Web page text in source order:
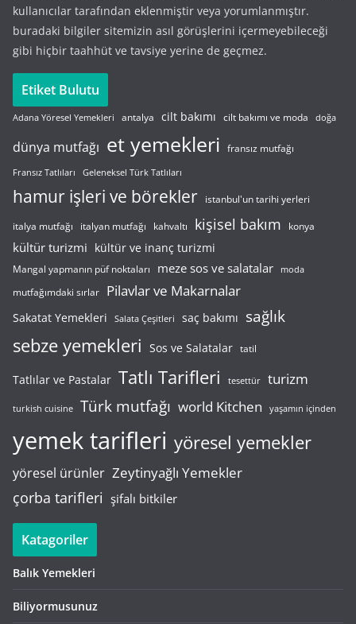
kullanıcılar tarafından eklenmiştir veya yorumlanmıştır.
buradaki bilgiler sitemizin asıl görüşlerini içermeyebileceği
gibi hiçbir taahhüt ve tavsiye yerine de geçmez.
Etiket Bulutu
Adana Yöresel Yemekleri antalya cilt bakımı cilt bakımı ve moda doğa
dünya mutfağı et yemekleri fransız mutfağı
Fransız Tatlıları Geleneksel Türk Tatlıları
hamur işleri ve börekler istanbul'un tarihi yerleri
italya mutfağı italyan mutfağı kahvaltı kişisel bakım konya
kültür turizmi kültür ve inanç turizmi
Mangal yapmanın püf noktaları meze sos ve salatalar moda
mutfağımdaki sırlar Pilavlar ve Makarnalar
Sakatat Yemekleri Salata Çeşitleri saç bakımı sağlık
sebze yemekleri Sos ve Salatalar tatil
Tatlılar ve Pastalar Tatlı Tarifleri tesettür turizm
turkish cuisine Türk mutfağı world Kitchen yaşamın içinden
yemek tarifleri yöresel yemekler
yöresel ürünler Zeytinyağlı Yemekler
çorba tarifleri şifalı bitkiler
Katagoriler
Balık Yemekleri
Biliyormusunuz